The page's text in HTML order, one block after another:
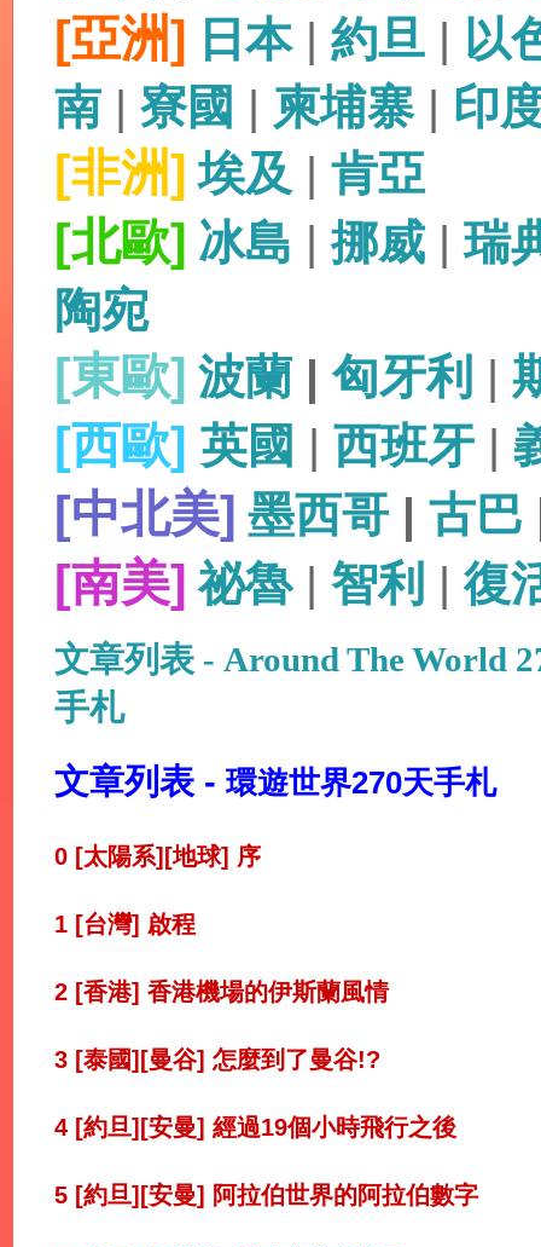
[亞洲] 日本| 約旦 | 以
南 | 寮國 | 柬埔寨| 印
[非洲] 埃及 | 肯亞
[北歐] 冰島 |挪威 |瑞
陶宛
[東歐] 波蘭 | 匈牙利 |
[西歐] 英國 | 西班牙 |
[中北美] 墨西哥 | 古巴
[南美] 祕魯| 智利 |復
文章列表 - Around The World
手札
文章列表 - 環遊世界270天手札
0 [太陽系][地球] 序
1 [台灣] 啟程
2 [香港] 香港機場的伊斯蘭風情
3 [泰國][曼谷] 怎麼到了曼谷!?
4 [約旦][安曼] 經過19個小時飛行之後
5 [約旦][安曼] 阿拉伯世界的阿拉伯數字